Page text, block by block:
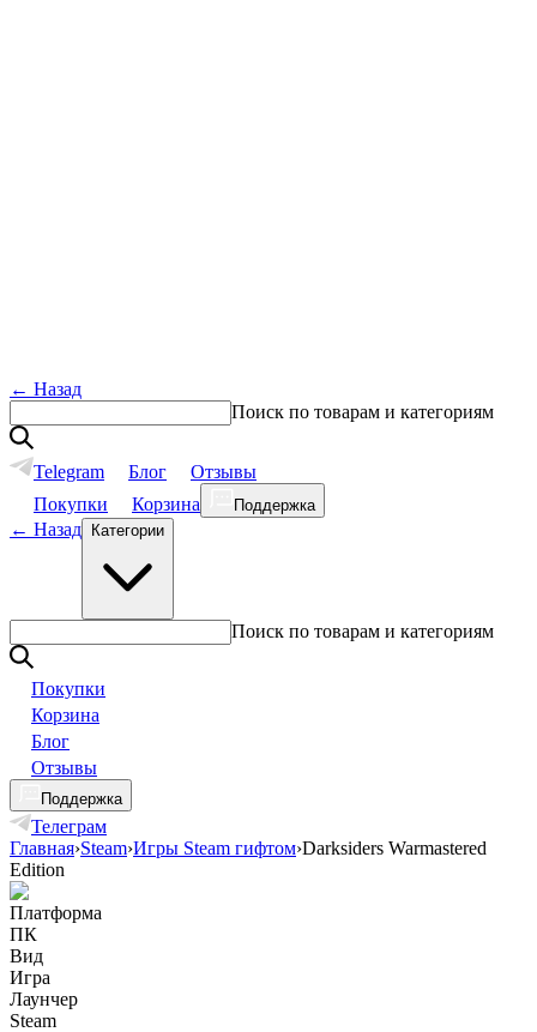
← Назад
Поиск по товарам и категориям
Telegram Блог
Отзывы
Покупки
Корзина Поддержка
← Назад Категории
Поиск по товарам и категориям
Покупки
Корзина
Блог
Отзывы
Поддержка
Телеграм
Главная›Steam›Игры Steam гифтом›Darksiders Warmastered
Edition
Платформа
ПК
Вид
Игра
Лаунчер
Steam